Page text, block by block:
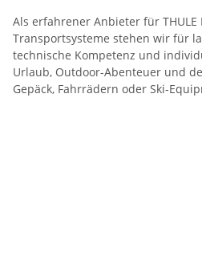
Als erfahrener Anbieter für
Transportsysteme stehen wir für
technische Kompetenz und
Urlaub, Outdoor-Abenteuer und
Gepäck, Fahrrädern oder Ski-